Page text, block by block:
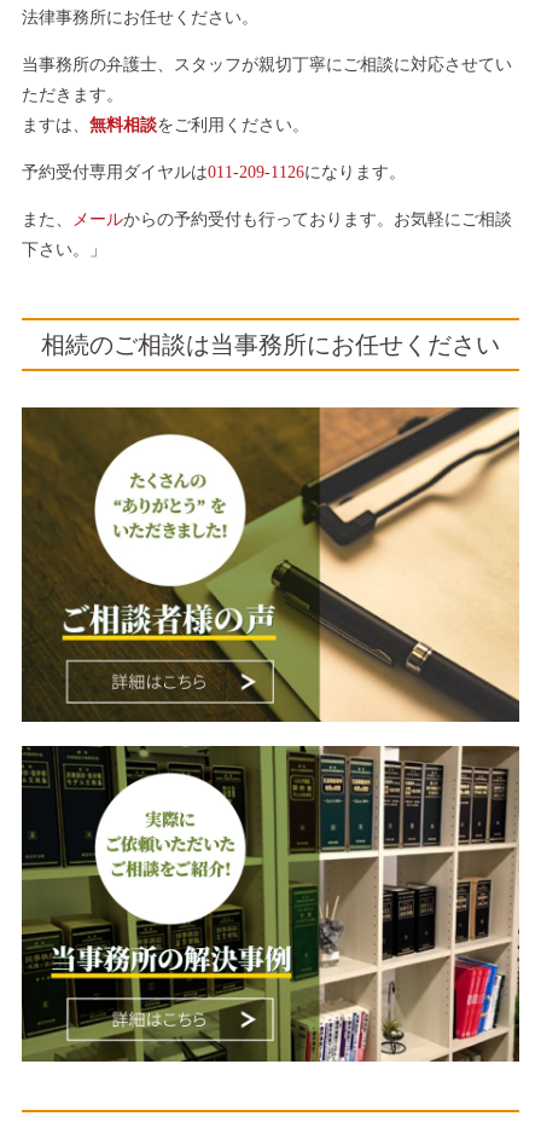
法律事務所にお任せください。
当事務所の弁護士、スタッフが親切丁寧にご相談に対応させてい
ただきます。
ますは、 無料相談をご利用ください。
予約受付専用ダイヤルは011-209-1126になります。
また、 メールからの予約受付も行っております。お気軽にご相談
下さい。」
相続のご相談は当事務所にお任せください